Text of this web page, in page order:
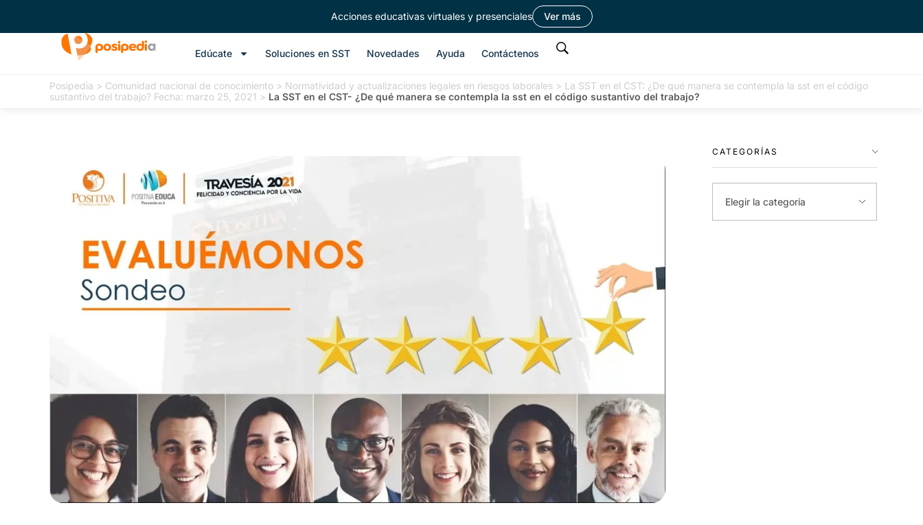
Acciones educativas virtuales y presenciales Ver más
Edúcate Soluciones en SST Novedades Ayuda Contáctenos
Posipedia > Comunidad nacional de conocimiento > Normatividad y actualizaciones legales en riesgos laborales > La SST en el CST: ¿De qué manera se contempla la sst en el código
sustantivo del trabajo? Fecha: marzo 25, 2021 > La SST en el CST- ¿De qué manera se contempla la sst en el código sustantivo del trabajo?
CATEGORÍAS